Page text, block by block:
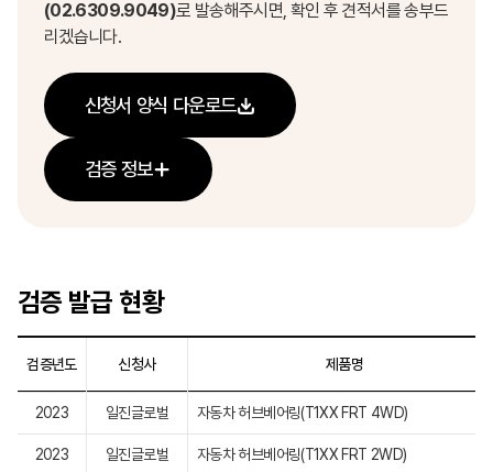
(02.6309.9049)로 발송해주시면, 확인 후 견적서를 송부드
리겠습니다.
신청서 양식 다운로드
검증 정보
검증 발급 현황
검증년도 신청사 제품명
2023 일진글로벌 자동차 허브베어링(T1XX FRT 4WD)
2023 일진글로벌 자동차 허브베어링(T1XX FRT 2WD)